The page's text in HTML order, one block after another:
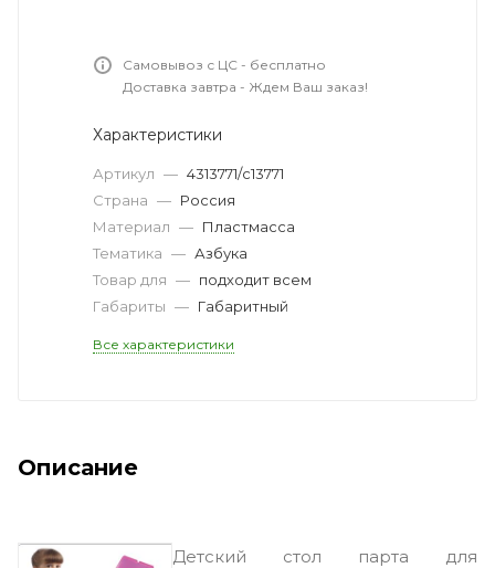
Самовывоз с ЦС - бесплатно
Доставка завтра - Ждем Ваш заказ!
Характеристики
Артикул — 4313771/с13771
Страна — Россия
Материал — Пластмасса
Тематика — Азбука
Товар для — подходит всем
Габариты — Габаритный
Все характеристики
Описание
Детский стол парта для